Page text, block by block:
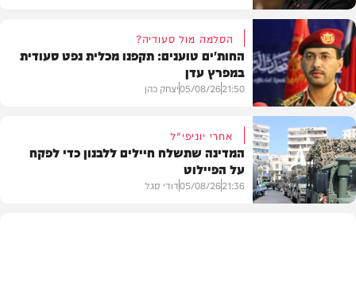
תוכן שיווקי
צבא וביטחון
הסלמה מול סעודיה?
החות'ים טוענים: תקפנו מכלית נפט סעודית
במפרץ עדן
21:50
05/08/26יצחק כהן
אחרי יוניפי"ל
המדינה שתשלח חיילים ללבנון כדי לפקח
על הפיילוט
21:36
05/08/26דודי סגל